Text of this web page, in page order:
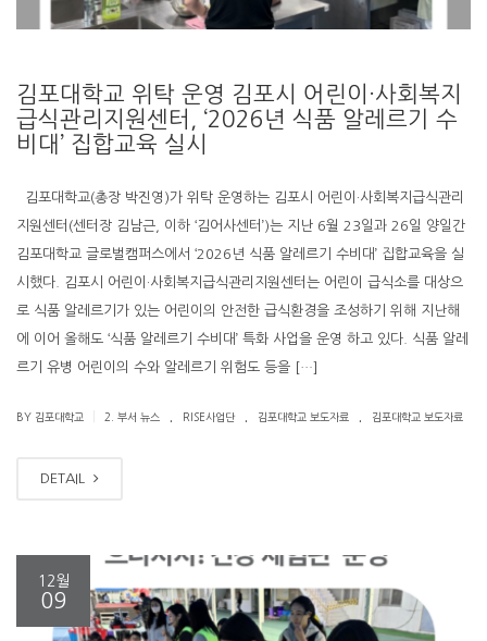
김포대학교 위탁 운영 김포시 어린이·사회복지
급식관리지원센터, ‘2026년 식품 알레르기 수
비대’ 집합교육 실시
김포대학교(총장 박진영)가 위탁 운영하는 김포시 어린이·사회복지급식관리
지원센터(센터장 김남근, 이하 ‘김어사센터’)는 지난 6월 23일과 26일 양일간
김포대학교 글로벌캠퍼스에서 ‘2026년 식품 알레르기 수비대’ 집합교육을 실
시했다. 김포시 어린이·사회복지급식관리지원센터는 어린이 급식소를 대상으
로 식품 알레르기가 있는 어린이의 안전한 급식환경을 조성하기 위해 지난해
에 이어 올해도 ‘식품 알레르기 수비대’ 특화 사업을 운영 하고 있다. 식품 알레
르기 유병 어린이의 수와 알레르기 위험도 등을 […]
BY 김포대학교 2. 부서 뉴스 RISE사업단 김포대학교 보도자료 김포대학교 보도자료
DETAIL
12월
09